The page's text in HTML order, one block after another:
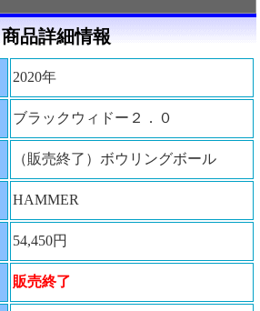
商品詳細情報
2020年
ブラックウィドー２．０
（販売終了）ボウリングボール
HAMMER
54,450円
販売終了